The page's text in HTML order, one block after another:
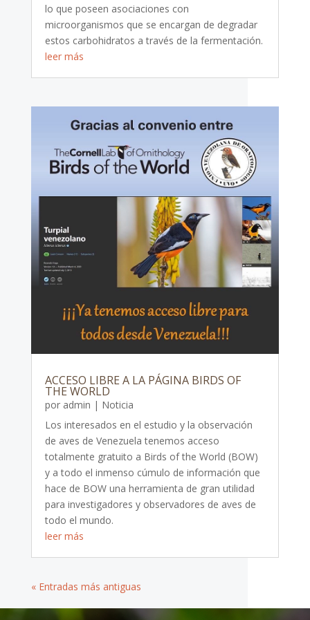
lo que poseen asociaciones con
microorganismos que se encargan de degradar
estos carbohidratos a través de la fermentación.
leer más
ACCESO LIBRE A LA PÁGINA BIRDS OF
THE WORLD
por admin | Noticia
Los interesados en el estudio y la observación
de aves de Venezuela tenemos acceso
totalmente gratuito a Birds of the World (BOW)
y a todo el inmenso cúmulo de información que
hace de BOW una herramienta de gran utilidad
para investigadores y observadores de aves de
todo el mundo.
leer más
« Entradas más antiguas